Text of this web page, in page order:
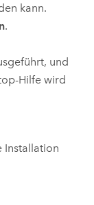
kann.
.
und
-Hilfe wird
Installation